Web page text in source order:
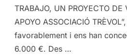
TRABAJO, UN PROYECTO DE
APOYO ASSOCIACIÓ
favorablement i ens han
6.000 €. Des …